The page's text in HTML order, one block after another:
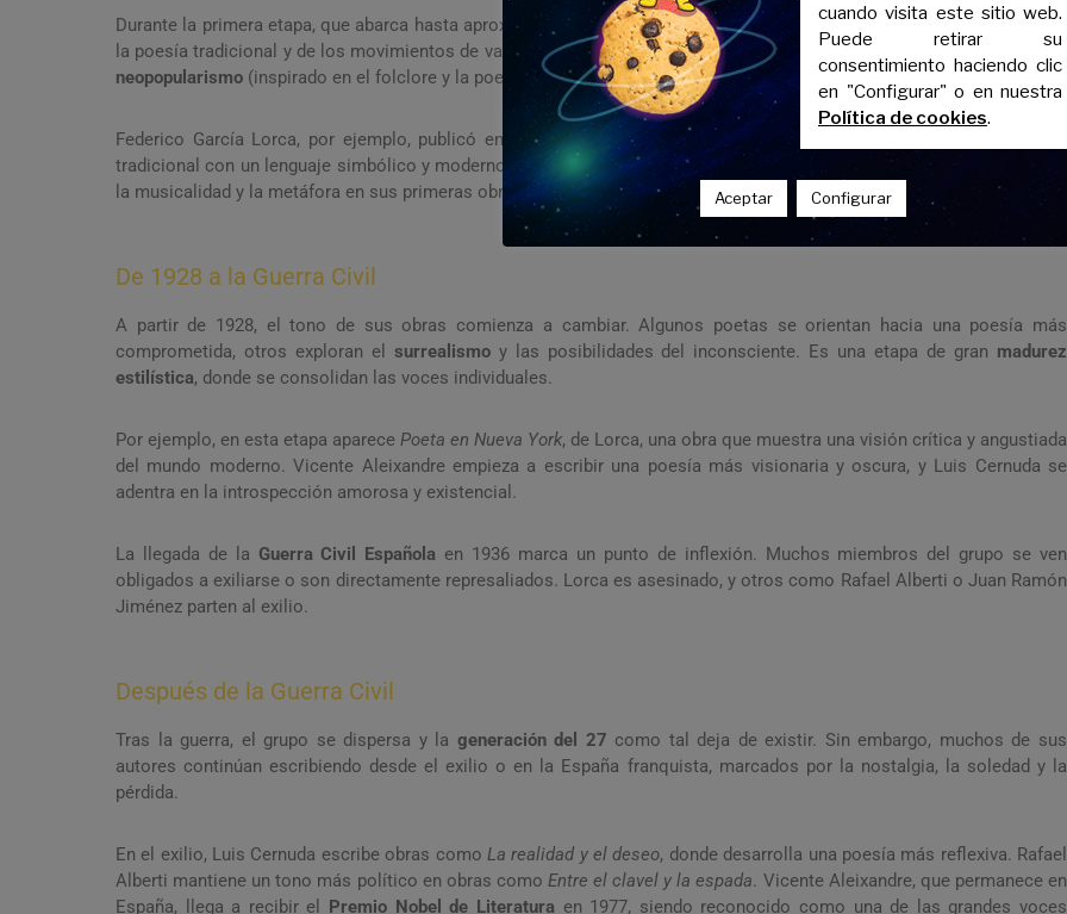
Durante la primera etapa, que abarca hasta aproximadamente 1927, los autores del 27 muestran una clara influencia de
la poesía tradicional y de los movimientos de vanguardia. Es el momento en el que experimentan con lapoesía pura, el
neopopularismo (inspirado en el folclore y la poesía popular) y elultraísmo.
Federico García Lorca, por ejemplo, publicó en esta etapa suRomancero Gitano
(1928), donde fusiona el romance
tradicional con un lenguaje simbólico y moderno. Otros autores como Gerardo Diego o Jorge Guillén también exploran
la musicalidad y la metáfora en sus primeras obras.
De 1928 a la Guerra Civil
A partir de 1928, el tono de sus obras comienza a cambiar. Algunos poetas se orientan hacia una poesía más
comprometida, otros exploran el surrealismoy las posibilidades del inconsciente. Es una etapa de gran madurez
estilística, donde se consolidan las voces individuales.
Por ejemplo, en esta etapa aparece Poeta en Nueva York, de Lorca, una obra que muestra una visión crítica y angustiada
del mundo moderno. Vicente Aleixandre empieza a escribir una poesía más visionaria y oscura, y Luis Cernuda se
adentra en la introspección amorosa y existencial.
La llegada de la Guerra Civil Española en 1936 marca un punto de inflexión. Muchos miembros del grupo se ven
obligados a exiliarse o son directamente represaliados. Lorca es asesinado, y otros como Rafael Alberti o Juan Ramón
Jiménez parten al exilio.
Después de la Guerra Civil
Tras la guerra, el grupo se dispersa y la generación del 27 como tal deja de existir. Sin embargo, muchos de sus
autores continúan escribiendo desde el exilio o en la España franquista, marcados por la nostalgia, la soledad y la
pérdida.
En el exilio, Luis Cernuda escribe obras como La realidad y el deseo, donde desarrolla una poesía más reflexiva. Rafael
Alberti mantiene un tono más político en obras como Entre el clavel y la espada. Vicente Aleixandre, que permanece en
España, llega a recibir el Premio Nobel de Literatura en 1977, siendo reconocido como una de las grandes voces
cuando visita este sitio web.
Puede retirar su
consentimiento haciendo clic
en "Configurar" o en nuestra
Política de cookies.
Aceptar Configurar